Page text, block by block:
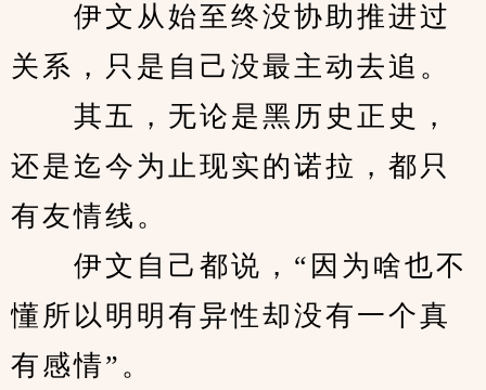
伊文从始至终没协助推进过
关系，只是自己没最主动去追。
其五，无论是黑历史正史，
还是迄今为止现实的诺拉，都只
有友情线。
伊文自己都说，“因为啥也不
懂所以明明有异性却没有一个真
有感情”。